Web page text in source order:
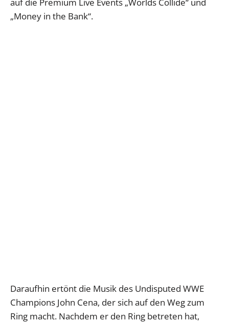
„Money in the Bank“.
Daraufhin ertönt die Musik des Undisputed WWE
Champions John Cena, der sich auf den Weg zum
Ring macht. Nachdem er den Ring betreten hat,